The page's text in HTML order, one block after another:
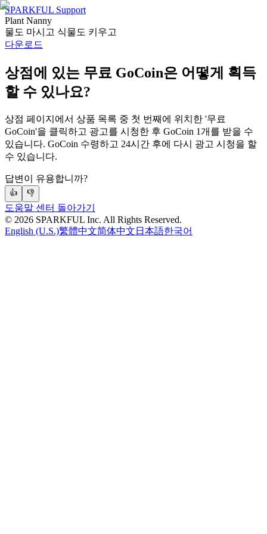
SPARKFUL Support
Plant Nanny
물도 마시고 식물도 키우고
다운로드
상점에 있는 무료 GoCoin은 어떻게 획득
할 수 있나요?
상점 페이지에서 상품 목록 중 첫 번째에 위치한 '무료
GoCoin'을 클릭하고 광고를 시청한 후 GoCoin 1개를 받을 수
있습니다. GoCoin 수령하고 24시간 후에 다시 광고 시청을 할
수 있습니다.
답변이 유용합니까?
👍 👎
도움말 센터 돌아가기
© 2026 SPARKFUL Inc. All Rights Reserved.
English (U.S.)繁體中文简体中文 日本語한국어